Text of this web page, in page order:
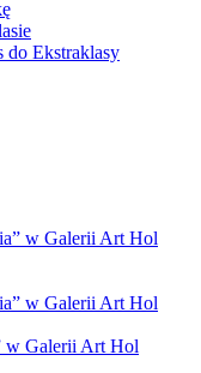
do Ekstraklasy
w Galerii Art Hol